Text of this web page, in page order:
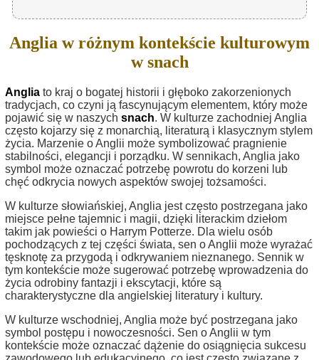
Anglia w różnym kontekście kulturowym
w snach
Anglia to kraj o bogatej historii i głęboko zakorzenionych
tradycjach, co czyni ją fascynującym elementem, który może
pojawić się w naszych snach. W kulturze zachodniej Anglia
często kojarzy się z monarchią, literaturą i klasycznym stylem
życia. Marzenie o Anglii może symbolizować pragnienie
stabilności, elegancji i porządku. W sennikach, Anglia jako
symbol może oznaczać potrzebę powrotu do korzeni lub
chęć odkrycia nowych aspektów swojej tożsamości.
W kulturze słowiańskiej, Anglia jest często postrzegana jako
miejsce pełne tajemnic i magii, dzięki literackim dziełom
takim jak powieści o Harrym Potterze. Dla wielu osób
pochodzących z tej części świata, sen o Anglii może wyrażać
tęsknotę za przygodą i odkrywaniem nieznanego. Sennik w
tym kontekście może sugerować potrzebę wprowadzenia do
życia odrobiny fantazji i ekscytacji, które są
charakterystyczne dla angielskiej literatury i kultury.
W kulturze wschodniej, Anglia może być postrzegana jako
symbol postępu i nowoczesności. Sen o Anglii w tym
kontekście może oznaczać dążenie do osiągnięcia sukcesu